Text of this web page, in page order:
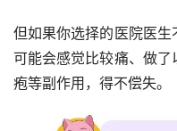
但如果你选择的医院医生
可能会感觉比较痛、做
疱等副作用，得不偿失。